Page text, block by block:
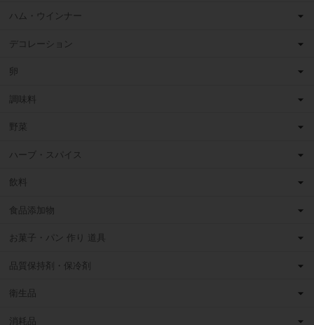
ハム・ウインナー
デコレーション
卵
調味料
野菜
ハーブ・スパイス
飲料
食品添加物
お菓子・パン 作り 道具
品質保持剤・保冷剤
衛生品
消耗品